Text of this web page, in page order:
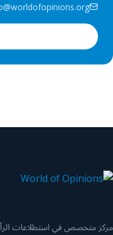
مركز متخصص في استطلاعات الرأي